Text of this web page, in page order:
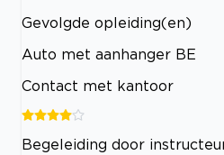
Gevolgde opleiding(en)
Auto met aanhanger BE
Contact met kantoor
Begeleiding door